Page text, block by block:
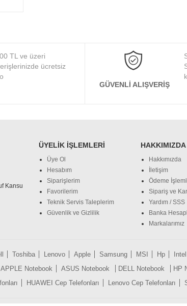
TL ve üzeri
ücretsiz
GÜVENLI ALIŞVERIŞ
Kansu
ÜYELIK İŞLEMLERI
Üye Ol
Hesabım
Siparişlerim
Favorilerim
Teknik Servis Taleplerim
Güvenlik ve Gizlilik
HAKKIMIZDA
Hakkımızda
İletişim
Ödeme
Sipariş ve
Yardım / SSS
Banka
Markalarımız
Toshiba Lenovo Apple Samsung MSI Hp Intel
APPLE Notebook ASUS Notebook DELL Notebook HP
HUAWEI Cep Telefonları Lenovo Cep Telefonları